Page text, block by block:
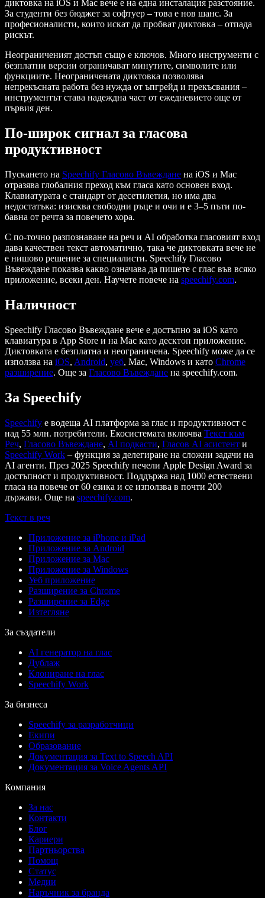
диктовка на iOS и Mac вече е на една инсталация разстояние.
За студенти без бюджет за софтуер – това е нов шанс. За
професионалисти, които искат да пробват диктовка – отпада
рискът.
Неограниченият достъп също е ключов. Много инструменти с
безплатни версии ограничават минутите, символите или
функциите. Неограничената диктовка позволява
непрекъсната работа без нужда от ъпгрейд и прекъсвания –
инструментът става надеждна част от ежедневието още от
първия ден.
По-широк сигнал за гласова
продуктивност
Пускането на Speechify Гласово Въвеждане на iOS и Mac
отразява глобалния преход към гласа като основен вход.
Клавиатурата е стандарт от десетилетия, но има два
недостатъка: изисква свободни ръце и очи и е 3–5 пъти по-
бавна от речта за повечето хора.
С по-точно разпознаване на реч и AI обработка гласовият вход
дава качествен текст автоматично, така че диктовката вече не
е нишово решение за специалисти. Speechify Гласово
Въвеждане показва какво означава да пишете с глас във всяко
приложение, всеки ден. Научете повече на speechify.com.
Наличност
Speechify Гласово Въвеждане вече е достъпно за iOS като
клавиатура в App Store и на Mac като десктоп приложение.
Диктовката е безплатна и неограничена. Speechify може да се
използва на iOS, Android, уеб, Mac, Windows и като Chrome
разширение. Още за Гласово Въвеждане на speechify.com.
За Speechify
Speechify е водеща AI платформа за глас и продуктивност с
над 55 млн. потребители. Екосистемата включва Текст към
Реч, Гласово Въвеждане, AI подкасти, Гласов AI асистент и
Speechify Work – функция за делегиране на сложни задачи на
AI агенти. През 2025 Speechify печели Apple Design Award за
достъпност и продуктивност. Поддържа над 1000 естествени
гласа на повече от 60 езика и се използва в почти 200
държави. Още на speechify.com.
Текст в реч
Приложение за iPhone и iPad
Приложение за Android
Приложение за Mac
Приложение за Windows
Уеб приложение
Разширение за Chrome
Разширение за Edge
Изтегляне
За създатели
AI генератор на глас
Дублаж
Клониране на глас
Speechify Work
За бизнеса
Speechify за разработчици
Екипи
Образование
Документация за Text to Speech API
Документация за Voice Agents API
Компания
За нас
Контакти
Блог
Кариери
Партньорства
Помощ
Статус
Медии
Наръчник за бранда